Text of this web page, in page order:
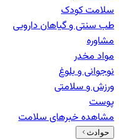
سلامت کودک
طب سنتی و گیاهان دارویی
مشاوره
مواد مخدر
نوجوانی و بلوغ
ورزش و سلامتی
پوست
مشاهده خبرهایسلامت
حوادث